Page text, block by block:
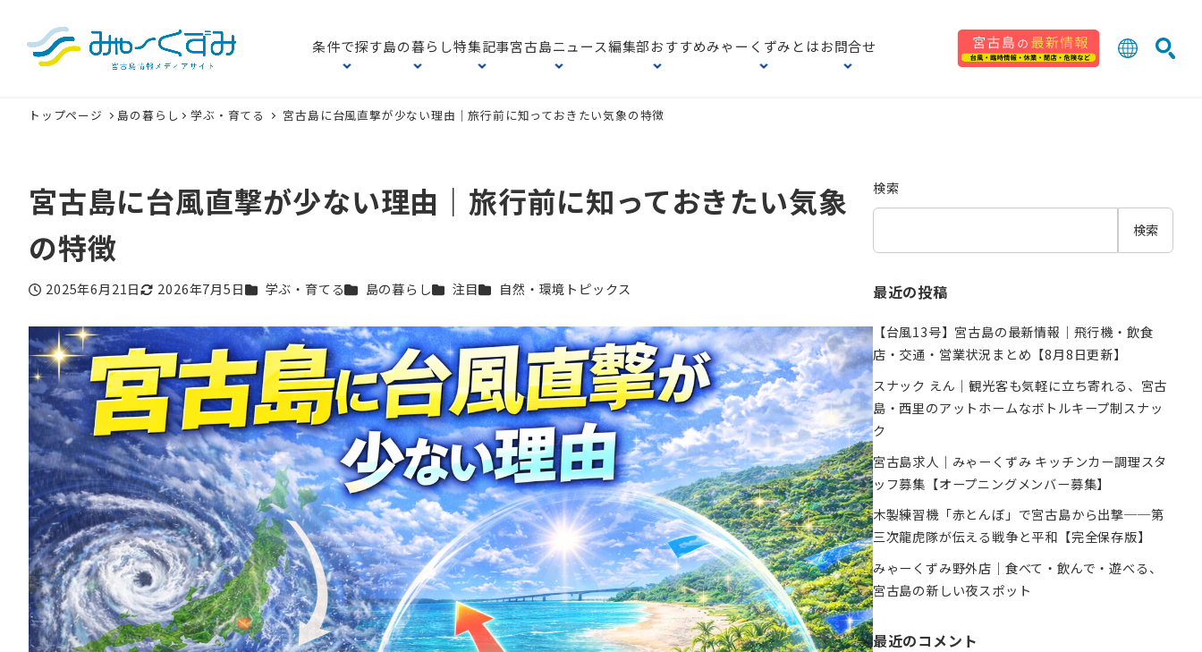
条件で探す島の暮らし特集記事宮古島ニュース編集部おすすめみゃーくずみとはお問合せ
トップページ 島の暮らし 学ぶ・育てる 宮古島に台風直撃が少ない理由｜旅行前に知っておきたい気象の特徴
宮古島に台風直撃が少ない理由｜旅行前に知っておきたい気象
の特徴
投稿日
2025年6月21日
更新日
2026年7月5日カテゴリー
学ぶ・育てるカテゴリー
島の暮らしカテゴリー
注目カテゴリー
自然・環境トピックス
検索
検索
最近の投稿
【台風13号】宮古島の最新情報｜飛行機・飲食
店・交通・営業状況まとめ【8月8日更新】
スナック えん｜観光客も気軽に立ち寄れる、宮古
島・西里のアットホームなボトルキープ制スナッ
ク
宮古島求人｜みゃーくずみ キッチンカー調理スタ
ッフ募集【オープニングメンバー募集】
木製練習機「赤とんぼ」で宮古島から出撃──第
三次龍虎隊が伝える戦争と平和【完全保存版】
みゃーくずみ野外店｜食べて・飲んで・遊べる、
宮古島の新しい夜スポット
最近のコメント